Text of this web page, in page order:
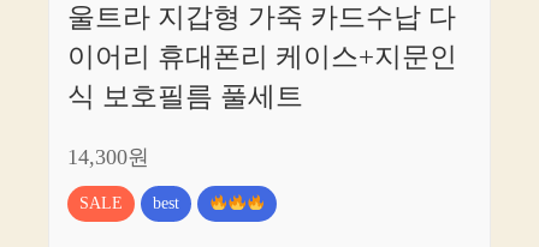
울트라 지갑형 가죽 카드수납 다
이어리 휴대폰리 케이스+지문인
식 보호필름 풀세트
14,300원
SALE best